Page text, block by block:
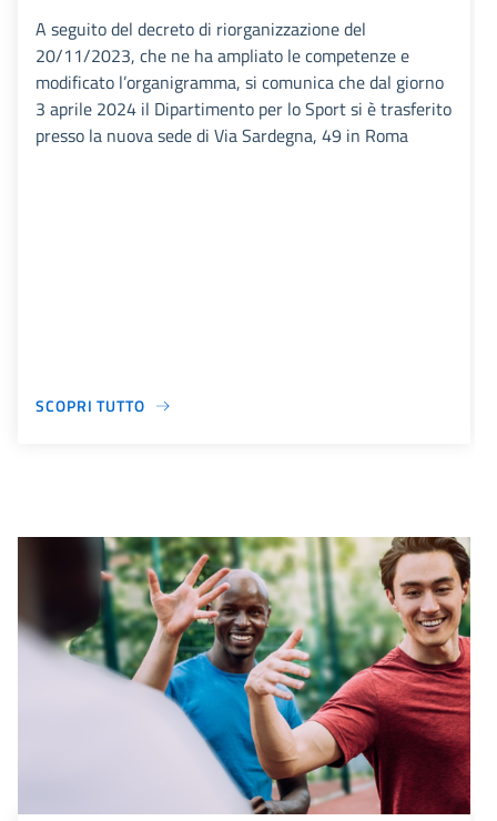
A seguito del decreto di riorganizzazione del
20/11/2023, che ne ha ampliato le competenze e
modificato l’organigramma, si comunica che dal giorno
3 aprile 2024 il Dipartimento per lo Sport si è trasferito
presso la nuova sede di Via Sardegna, 49 in Roma
SCOPRI TUTTO